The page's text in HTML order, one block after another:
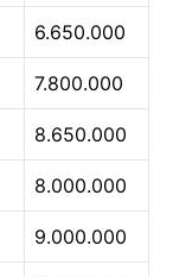
6.650.000
7.800.000
8.650.000
8.000.000
9.000.000